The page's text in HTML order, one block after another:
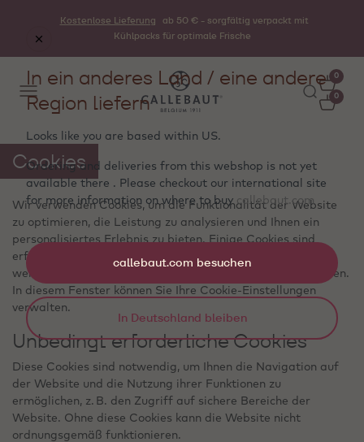
Kostenlose Lieferung
ab 50 € - sorgfältig verpackt mit
Kühlpacks für optimale Frische
0
0
Cookies
Wir verwenden Cookies, um die Funktionalität der Website
zu optimieren, die Leistung zu analysieren und Ihnen ein
personalisiertes Erlebnis zu bieten. Einige Cookies sind
erforderlich, damit die Website ordnungsgemäß betrieben
werden kann. Diese Cookies können nicht deaktiviert werden.
In diesem Fenster können Sie Ihre Cookie‑Einstellungen
verwalten.
Unbedingt erforderliche Cookies
Diese Cookies sind notwendig, um Ihnen die Navigation auf
der Website und die Nutzung ihrer Funktionen zu
ermöglichen, z. B. den Zugriff auf sichere Bereiche der
Website. Ohne diese Cookies kann die Website nicht
ordnungsgemäß funktionieren.
In ein anderes Land / eine andere
Region liefern
Looks like you are based within US.
Ordering and deliveries from this webshop is not yet
available there . Please checkout our international site
for more information on where to buy callebaut.com
callebaut.com besuchen
In Deutschland bleiben